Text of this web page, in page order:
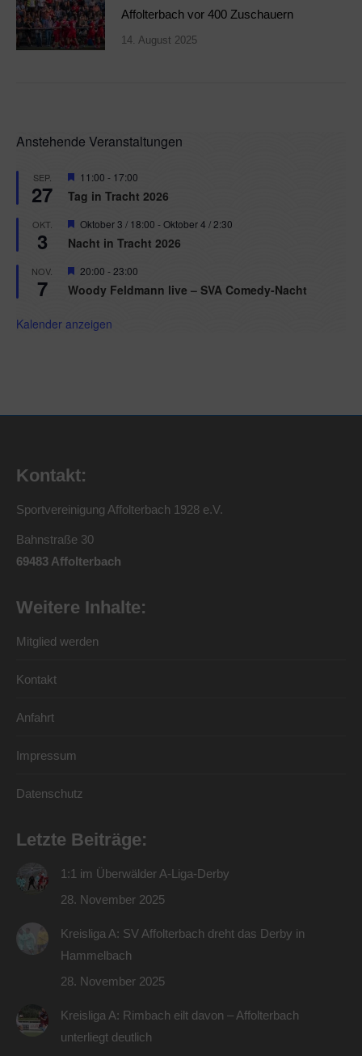
Affolterbach vor 400 Zuschauern
14. August 2025
Anstehende Veranstaltungen
SEP.
27
Hervorgehoben
11:00 - 17:00
Tag in Tracht 2026
OKT.
3
Hervorgehoben
Oktober 3 / 18:00 -Oktober 4 / 2:30
Nacht in Tracht 2026
NOV.
7
Hervorgehoben
20:00 -23:00
Woody Feldmann live – SVA Comedy-Nacht
Kalender anzeigen
Kontakt:
Sportvereinigung Affolterbach 1928 e.V.
Bahnstraße 30
69483 Affolterbach
Weitere Inhalte:
Mitglied werden
Kontakt
Anfahrt
Impressum
Datenschutz
Letzte Beiträge:
1:1 im Überwälder A-Liga-Derby
28. November 2025
Kreisliga A: SV Affolterbach dreht das Derby in
Hammelbach
28. November 2025
Kreisliga A: Rimbach eilt davon – Affolterbach
unterliegt deutlich